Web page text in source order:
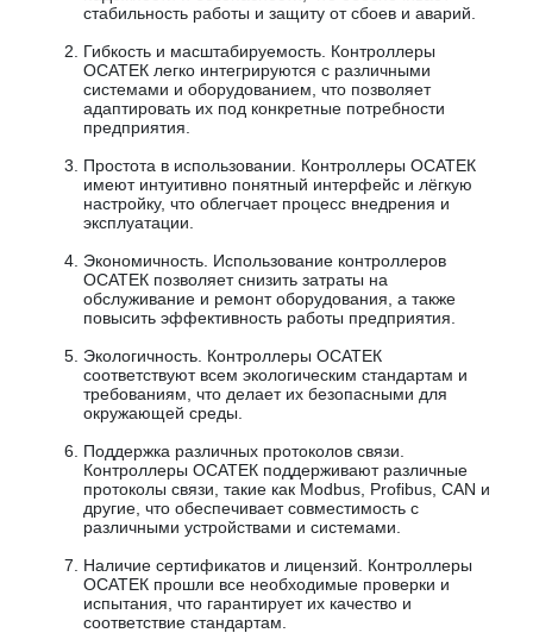
стабильность работы и защиту от сбоев и аварий.
Гибкость и масштабируемость. Контроллеры
ОСАТЕК легко интегрируются с различными
системами и оборудованием, что позволяет
адаптировать их под конкретные потребности
предприятия.
Простота в использовании. Контроллеры ОСАТЕК
имеют интуитивно понятный интерфейс и лёгкую
настройку, что облегчает процесс внедрения и
эксплуатации.
Экономичность. Использование контроллеров
ОСАТЕК позволяет снизить затраты на
обслуживание и ремонт оборудования, а также
повысить эффективность работы предприятия.
Экологичность. Контроллеры ОСАТЕК
соответствуют всем экологическим стандартам и
требованиям, что делает их безопасными для
окружающей среды.
Поддержка различных протоколов связи.
Контроллеры ОСАТЕК поддерживают различные
протоколы связи, такие как Modbus, Profibus, CAN и
другие, что обеспечивает совместимость с
различными устройствами и системами.
Наличие сертификатов и лицензий. Контроллеры
ОСАТЕК прошли все необходимые проверки и
испытания, что гарантирует их качество и
соответствие стандартам.